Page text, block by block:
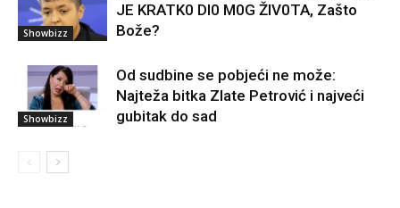
Showbizz
JE KRATK0 DI0 M0G ŽIV0TA, Zašto
Bože?
Showbizz
Od sudbine se pobjeći ne može:
Najteža bitka Zlate Petrović i najveći
gubitak do sad